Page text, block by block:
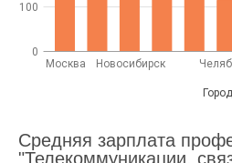
Москва Новосибирск
Город
0
100
Средняя зарплата
"Телекоммуникации,